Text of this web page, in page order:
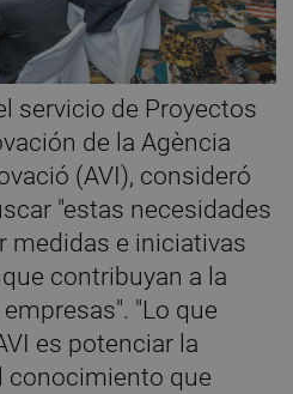
servicio de Proyectos
de la Agència
(AVI), consideró
"estas necesidades
medidas e iniciativas
contribuyan a la
"Lo que
es potenciar la
conocimiento que